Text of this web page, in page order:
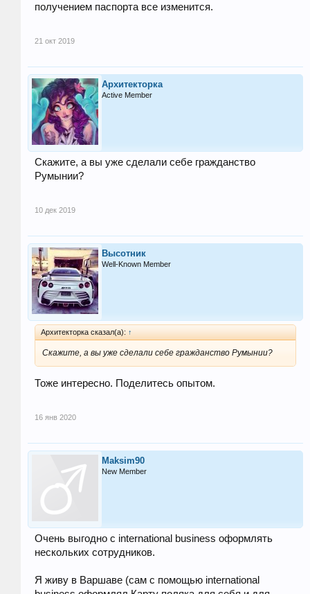
получением паспорта все изменится.
21 окт 2019
Архитекторка
Active Member
Скажите, а вы уже сделали себе гражданство
Румынии?
10 дек 2019
Высотник
Well-Known Member
Архитекторка сказал(а): ↑
Скажите, а вы уже сделали себе гражданство Румынии?
Тоже интересно. Поделитесь опытом.
16 янв 2020
Maksim90
New Member
Очень выгодно с international business оформлять
нескольких сотрудников.
Я живу в Варшаве (сам с помощью international